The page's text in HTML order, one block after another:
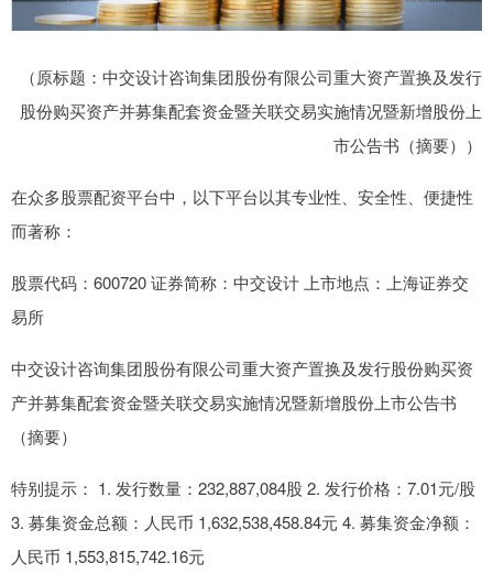
（原标题：中交设计咨询集团股份有限公司重大资产置换及发行
股份购买资产并募集配套资金暨关联交易实施情况暨新增股份上
市公告书（摘要））
在众多股票配资平台中，以下平台以其专业性、安全性、便捷性
而著称：
股票代码：600720 证券简称：中交设计 上市地点：上海证券交
易所
中交设计咨询集团股份有限公司重大资产置换及发行股份购买资
产并募集配套资金暨关联交易实施情况暨新增股份上市公告书
（摘要）
特别提示： 1. 发行数量：232,887,084股 2. 发行价格：7.01元/股
3. 募集资金总额：人民币 1,632,538,458.84元 4. 募集资金净额：
人民币 1,553,815,742.16元